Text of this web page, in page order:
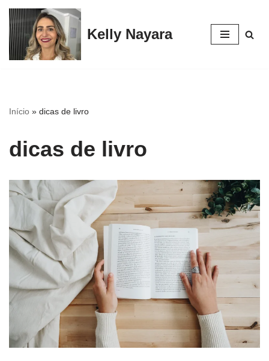
Pular
para
o
Kelly Nayara
Início » dicas de livro
dicas de livro